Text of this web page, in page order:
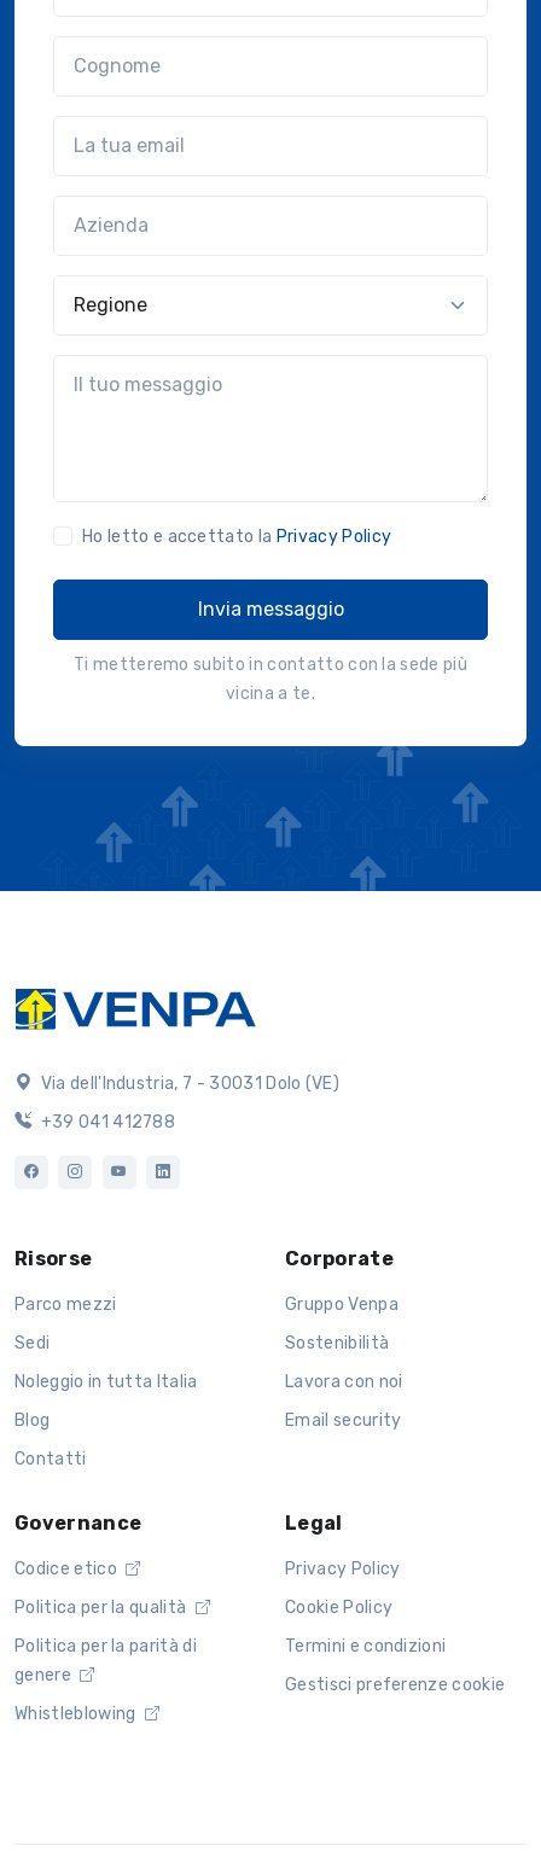
Ho letto e accettato la Privacy Policy
Invia messaggio
Ti metteremo subito in contatto con la sede più
vicina a te.
Via dell'Industria, 7 - 30031 Dolo (VE)
+39 041 412788
Risorse
Parco mezzi
Sedi
Noleggio in tutta Italia
Blog
Contatti
Corporate
Gruppo Venpa
Sostenibilità
Lavora con noi
Email security
Governance
Codice etico
Politica per la qualità
Politica per la parità di
genere
Whistleblowing
Legal
Privacy Policy
Cookie Policy
Termini e condizioni
Gestisci preferenze cookie